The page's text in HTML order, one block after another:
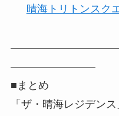
晴海トリトンスク
――――――――
■まとめ
「ザ・晴海レジデン